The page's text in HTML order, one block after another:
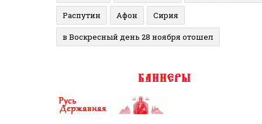
Распутин Афон Сирия
в Воскресный день 28 ноября отошел